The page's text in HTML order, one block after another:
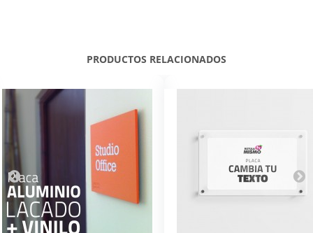
PRODUCTOS RELACIONADOS